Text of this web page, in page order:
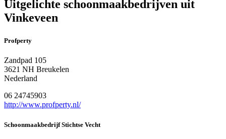
Uitgelichte schoonmaakbedrijven uit
Vinkeveen
Profperty
Zandpad 105
3621 NH Breukelen
Nederland
06 24745903
http://www.profperty.nl/
Schoonmaakbedrijf Stichtse Vecht